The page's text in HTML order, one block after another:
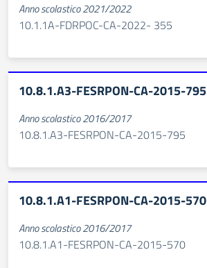
Anno scolastico 2021/2022
10.1.1A-FDRPOC-CA-2022- 355
10.8.1.A3-FESRPON-CA-2015-795
Anno scolastico 2016/2017
10.8.1.A3-FESRPON-CA-2015-795
10.8.1.A1-FESRPON-CA-2015-570
Anno scolastico 2016/2017
10.8.1.A1-FESRPON-CA-2015-570